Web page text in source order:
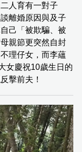
人育有一對子
離婚原因與及子
己「被欺騙、被
親節更突然自封
理仔女，而李蘊
女慶祝10歲生日的
擊前夫！